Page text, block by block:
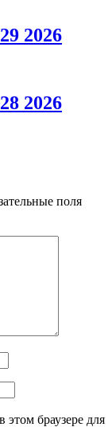
2026
2026
поля
этом браузере для